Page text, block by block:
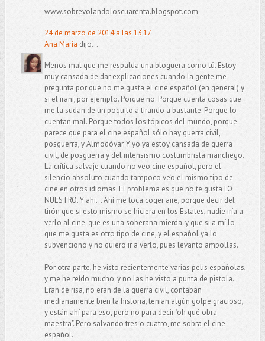
www.sobrevolandoloscuarenta.blogspot.com
24 de marzo de 2014 a las 13:17
Ana María dijo...
Menos mal que me respalda una bloguera como tú. Estoy
muy cansada de dar explicaciones cuando la gente me
pregunta por qué no me gusta el cine español (en general) y
sí el iraní, por ejemplo. Porque no. Porque cuenta cosas que
me la sudan de un poquito a tirando a bastante. Porque lo
cuentan mal. Porque todos los tópicos del mundo, porque
parece que para el cine español sólo hay guerra civil,
posguerra, y Almodóvar. Y yo ya estoy cansada de guerra
civil, de posguerra y del intensismo costumbrista manchego.
La crítica salvaje cuando no veo cine español, pero el
silencio absoluto cuando tampoco veo el mismo tipo de
cine en otros idiomas. El problema es que no te gusta LO
NUESTRO. Y ahí... Ahí me toca coger aire, porque decir del
tirón que si esto mismo se hiciera en los Estates, nadie iría a
verlo al cine, que es una soberana mierda, y que si a mí lo
que me gusta es otro tipo de cine, y el español ya lo
subvenciono y no quiero ir a verlo, pues levanto ampollas.
Por otra parte, he visto recientemente varias pelis españolas,
y me he reído mucho, y no las he visto a punta de pistola.
Eran de risa, no eran de la guerra civil, contaban
medianamente bien la historia, tenían algún golpe gracioso,
y están ahí para eso, pero no para decir "oh qué obra
maestra". Pero salvando tres o cuatro, me sobra el cine
español.